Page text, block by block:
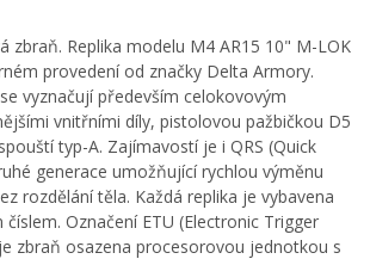
zbraň. Replika modelu M4 AR15 10" M-LOK
provedení od značky Delta Armory.
vyznačují především celokovovým
vnitřními díly, pistolovou pažbičkou D5
typ-A. Zajímavostí je i QRS (Quick
generace umožňující rychlou výměnu
rozdělání těla. Každá replika je vybavena
Označení ETU (Electronic Trigger
zbraň osazena procesorovou jednotkou s